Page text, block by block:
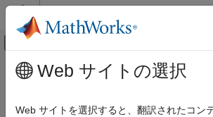
コンテンツへスキップ
オフキャンバス ナビゲ
ドキュメンテーションのホーム
メインコンテンツ
Remote Server IP port
Web サイトの選択
Web サイトを選択すると、翻訳されたコン